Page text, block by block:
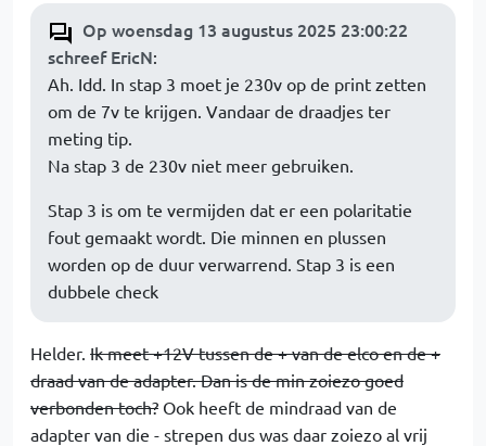
Op woensdag 13 augustus 2025 23:00:22
schreef EricN:
Ah. Idd. In stap 3 moet je 230v op de print zetten
om de 7v te krijgen. Vandaar de draadjes ter
meting tip.
Na stap 3 de 230v niet meer gebruiken.
Stap 3 is om te vermijden dat er een polaritatie
fout gemaakt wordt. Die minnen en plussen
worden op de duur verwarrend. Stap 3 is een
dubbele check
Helder. Ik meet +12V tussen de + van de elco en de +
draad van de adapter. Dan is de min zoiezo goed
verbonden toch? Ook heeft de mindraad van de
adapter van die - strepen dus was daar zoiezo al vrij